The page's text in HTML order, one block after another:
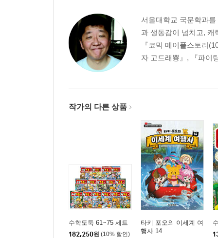
서울대학교 국문학과
과 생동감이 넘치고,
『코믹 메이플스토리
자 고드래뿅』, 『파이
작가의 다른 상품
수학도둑 61~75 세트
182,250원 (10% 할인)
타키 포오의 이세계 여
행사 14